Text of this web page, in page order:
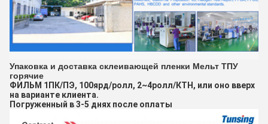
Упаковка и доставка склеивающей пленки Мельт ТПУ
горячие
ФИЛЬМ 1ПК/ПЭ, 100ярд/ролл, 2~4ролл/КТН, или оно вверх
на варианте клиента.
Погруженный в 3-5 днях после оплаты